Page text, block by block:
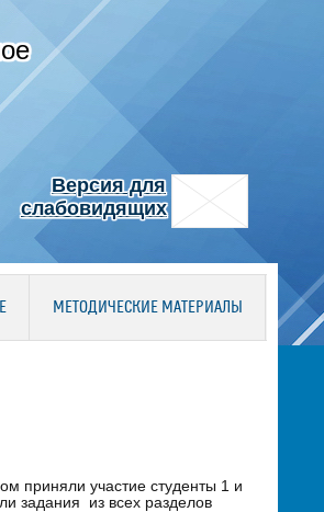
Версия для
слабовидящих
МЕТОДИЧЕСКИЕ МАТЕРИАЛЫ
приняли участие студенты 1 и
задания из всех разделов